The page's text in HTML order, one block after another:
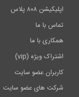
اپلیکیشن ۸۰۸ پلاس
تماس با ما
همکاری با ما
اشتراک ویژه (vip)
کاربران عضو سایت
شرکت های عضو سایت